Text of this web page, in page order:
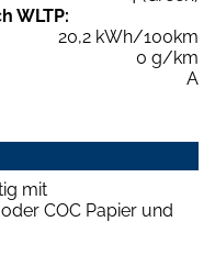
WLTP:
20,2 kWh/100km
0 g/km
A
mit
COC Papier und